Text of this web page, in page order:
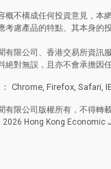
概不構成任何投資意見，本
考慮產品的特點、其本身的
有限公司、香港交易所資訊
絕對無誤，且亦不會承擔因
Chrome, Firefox, Safari,
有限公司版權所有，不得轉載
2026 Hong Kong Economic